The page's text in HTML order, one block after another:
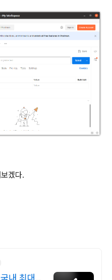
겠다.
내 최대